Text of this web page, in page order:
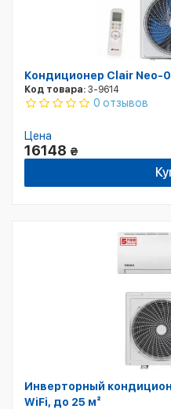
Кондиционер Clair Neo-
Код товара: 3-9614
0 отзывов
Цена
16148 ₴
Инверторный
WiFi, до 25 м²